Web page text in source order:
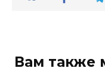
Вам также